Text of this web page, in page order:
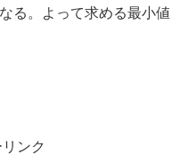
る。よって求める最小値
ンク